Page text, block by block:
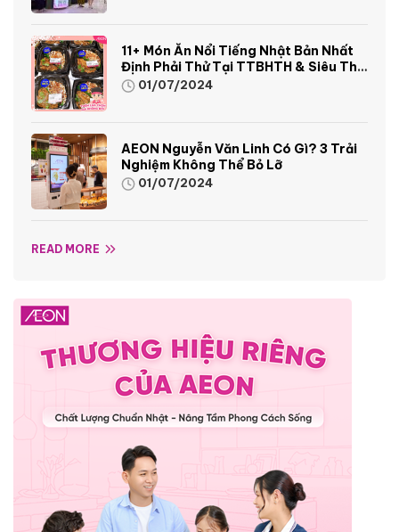
11+ Món Ăn Nổi Tiếng Nhật Bản Nhất
Định Phải Thử Tại TTBHTH & Siêu Thị
AEON01/07/2024
AEON Nguyễn Văn Linh Có Gì? 3 Trải
Nghiệm Không Thể Bỏ Lỡ
01/07/2024
READ MORE